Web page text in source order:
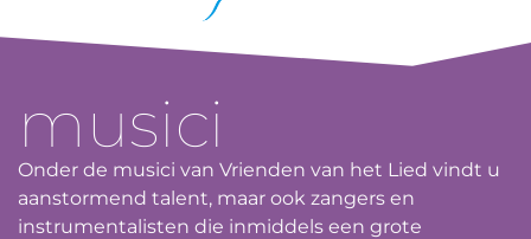
musici
Onder de musici van Vrienden van het Lied vindt u
aanstormend talent, maar ook zangers en
instrumentalisten die inmiddels een grote